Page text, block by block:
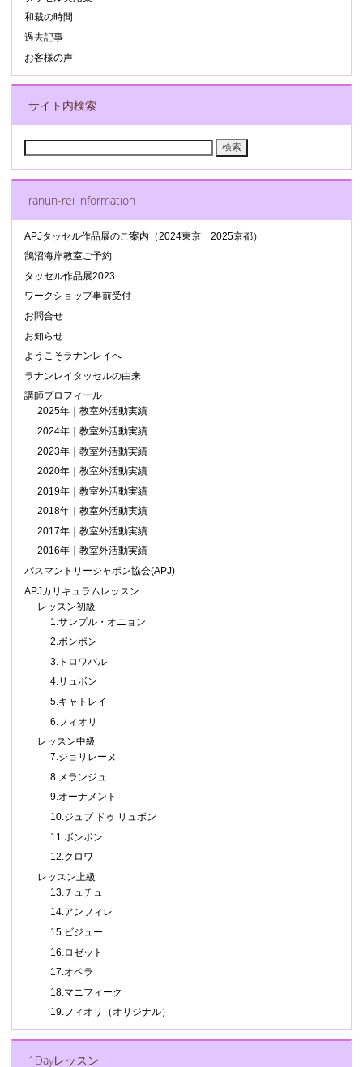
和裁の時間
過去記事
お客様の声
サイト内検索
ranun-rei information
APJタッセル作品展のご案内（2024東京 2025京都）
鵠沼海岸教室ご予約
タッセル作品展2023
ワークショップ事前受付
お問合せ
お知らせ
ようこそラナンレイへ
ラナンレイタッセルの由来
講師プロフィール
2025年｜教室外活動実績
2024年｜教室外活動実績
2023年｜教室外活動実績
2020年｜教室外活動実績
2019年｜教室外活動実績
2018年｜教室外活動実績
2017年｜教室外活動実績
2016年｜教室外活動実績
パスマントリージャポン協会(APJ)
APJカリキュラムレッスン
レッスン初級
1.サンプル・オニョン
2.ポンポン
3.トロワバル
4.リュボン
5.キャトレイ
6.フィオリ
レッスン中級
7.ジョリレーヌ
8.メランジュ
9.オーナメント
10.ジュプ ドゥ リュボン
11.ボンボン
12.クロワ
レッスン上級
13.チュチュ
14.アンフィレ
15.ビジュー
16.ロゼット
17.オペラ
18.マニフィーク
19.フィオリ（オリジナル）
1Dayレッスン